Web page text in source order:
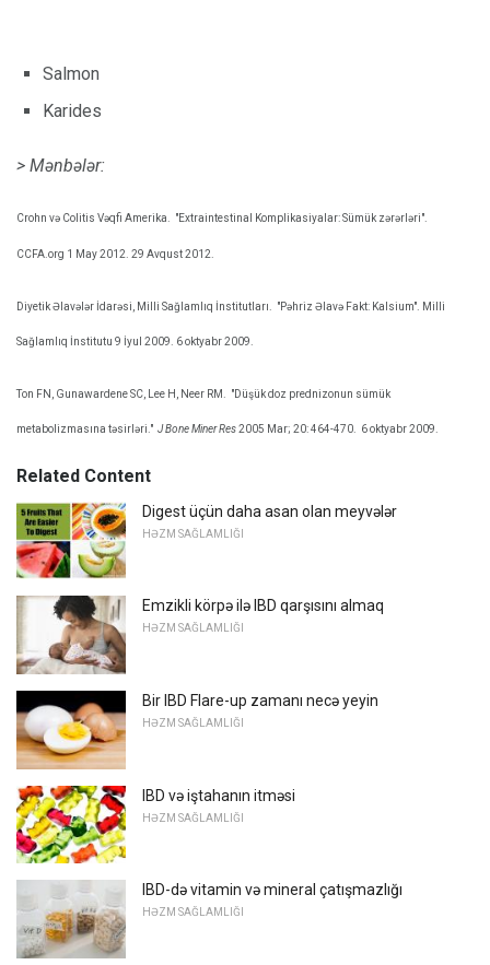
Salmon
Karides
> Mənbələr:
Crohn və Colitis Vəqfi Amerika. "Extraintestinal Komplikasiyalar: Sümük zərərləri".
CCFA.org 1 May 2012. 29 Avqust 2012.
Diyetik Əlavələr İdarəsi, Milli Sağlamlıq İnstitutları. "Pəhriz Əlavə Fakt: Kalsium". Milli
Sağlamlıq İnstitutu 9 İyul 2009. 6 oktyabr 2009.
Ton FN, Gunawardene SC, Lee H, Neer RM. "Düşük doz prednizonun sümük
metabolizmasına təsirləri." J Bone Miner Res2005 Mar; 20: 464-470. 6 oktyabr 2009.
Related Content
Digest üçün daha asan olan meyvələr
HƏZM SAĞLAMLIĞI
Emzikli körpə ilə IBD qarşısını almaq
HƏZM SAĞLAMLIĞI
Bir IBD Flare-up zamanı necə yeyin
HƏZM SAĞLAMLIĞI
IBD və iştahanın itməsi
HƏZM SAĞLAMLIĞI
IBD-də vitamin və mineral çatışmazlığı
HƏZM SAĞLAMLIĞI